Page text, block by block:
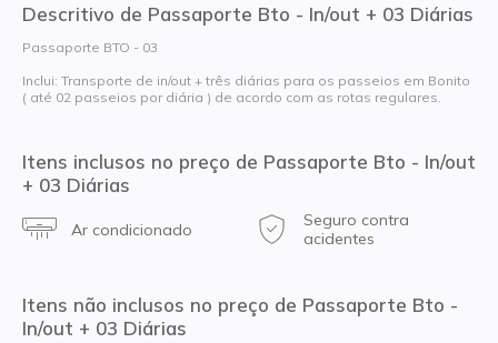
Descritivo de Passaporte Bto - In/out + 03 Diárias
Passaporte BTO - 03
Inclui: Transporte de in/out + três diárias para os passeios em Bonito
( até 02 passeios por diária ) de acordo com as rotas regulares.
Itens inclusos no preço de Passaporte Bto - In/out
+ 03 Diárias
Ar condicionado
Seguro contra
acidentes
Itens não inclusos no preço de Passaporte Bto -
In/out + 03 Diárias